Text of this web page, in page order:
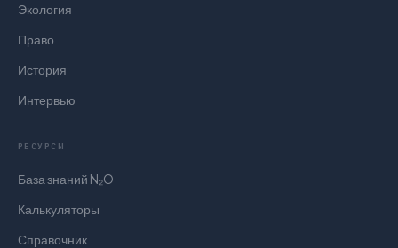
Экология
Право
История
Интервью
РЕСУРСЫ
База знаний N₂O
Калькуляторы
Справочник